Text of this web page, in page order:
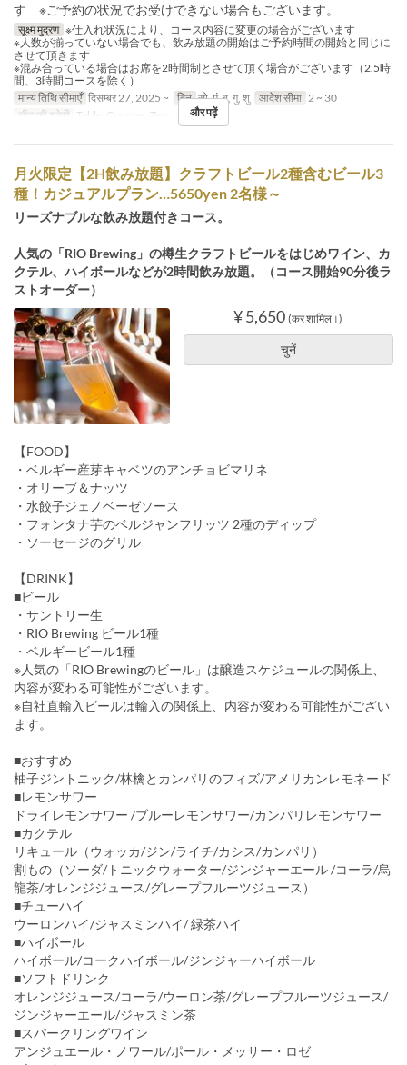
す ※ご予約の状況でお受けできない場合もございます。
सूक्ष्म मुद्रण ※仕入れ状況により、コース内容に変更の場合がございます
※人数が揃っていない場合でも、飲み放題の開始はご予約時間の開始と同じに
させて頂きます
※混み合っている場合はお席を2時間制とさせて頂く場合がございます（2.5時
間、3時間コースを除く）
मान्य तिथि सीमाएँ दिसम्बर 27, 2025 ~ दिन सो, मं, बु, गु, शु आदेश सीमा 2 ~ 30
सीट की श्रेणी Table, Counter, Terrace और पढ़ें
月火限定【2H飲み放題】クラフトビール2種含むビール3
種！カジュアルプラン…5650yen 2名様～
リーズナブルな飲み放題付きコース。
人気の「RIO Brewing」の樽生クラフトビールをはじめワイン、カ
クテル、ハイボールなどが2時間飲み放題。（コース開始90分後ラ
ストオーダー）
¥ 5,650 (कर शामिल।)
चुनें
【FOOD】
・ベルギー産芽キャベツのアンチョビマリネ
・オリーブ＆ナッツ
・水餃子ジェノベーゼソース
・フォンタナ芋のベルジャンフリッツ 2種のディップ
・ソーセージのグリル
【DRINK】
■ビール
・サントリー生
・RIO Brewing ビール1種
・ベルギービール1種
※人気の「RIO Brewingのビール」は醸造スケジュールの関係上、
内容が変わる可能性がございます。
※自社直輸入ビールは輸入の関係上、内容が変わる可能性がござい
ます。
■おすすめ
柚子ジントニック/林檎とカンパリのフィズ/アメリカンレモネード
■レモンサワー
ドライレモンサワー /ブルーレモンサワー/カンパリレモンサワー
■カクテル
リキュール（ウォッカ/ジン/ライチ/カシス/カンパリ）
割もの（ソーダ/トニックウォーター/ジンジャーエール /コーラ/烏
龍茶/オレンジジュース/グレープフルーツジュース）
■チューハイ
ウーロンハイ/ジャスミンハイ/ 緑茶ハイ
■ハイボール
ハイボール/コークハイボール/ジンジャーハイボール
■ソフトドリンク
オレンジジュース/コーラ/ウーロン茶/グレープフルーツジュース/
ジンジャーエール/ジャスミン茶
■スパークリングワイン
アンジュエール・ノワール/ポール・メッサー・ロゼ